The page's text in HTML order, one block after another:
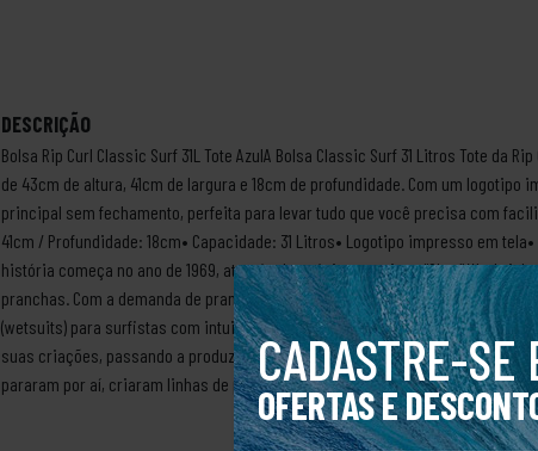
CADASTRE-SE
OFERTAS E
DESCRIÇÃO
Bolsa Rip Curl Classic Surf 31L Tote AzulA Bolsa Classic Surf 31 Litros Tote da
de 43cm de altura, 41cm de largura e 18cm de profundidade. Com um
principal sem fechamento, perfeita para levar tudo que você precisa com
41cm / Profundidade: 18cm• Capacidade: 31 Litros• Logotipo impresso em
história começa no ano de 1969, através dos sócios e amigos “Claw”
pranchas. Com a demanda de pranchas crescendo, tiveram que procurar
(wetsuits) para surfistas com intuito de deixá-los secos e quentes nas
suas criações, passando a produzir roupas para esquiadores, para quem
pararam por aí, criaram linhas de produtos masculinos, femininos, linha de